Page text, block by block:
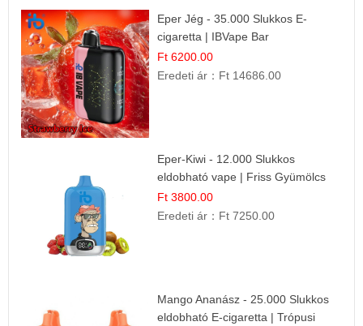
Eper Jég - 35.000 Slukkos E-
cigaretta | IBVape Bar
Ft 6200.00
Eredeti ár： Ft 14686.00
Eper-Kiwi - 12.000 Slukkos
eldobható vape | Friss Gyümölcs
Kombináció
Ft 3800.00
Eredeti ár： Ft 7250.00
Mango Ananász - 25.000 Slukkos
eldobható E-cigaretta | Trópusi